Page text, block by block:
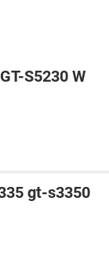
S5230 W
gt-s3350